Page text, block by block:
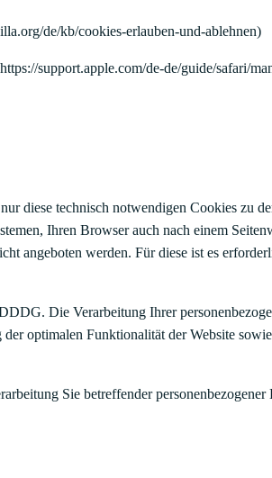
de/kb/cookies-erlauben-und-ablehnen)
support.apple.com/de-de/guide/safari/
diese technisch notwendigen Cookies zu
Ihren Browser auch nach einem
angeboten werden. Für diese ist es
Die Verarbeitung Ihrer
optimalen Funktionalität der Website
Sie betreffender